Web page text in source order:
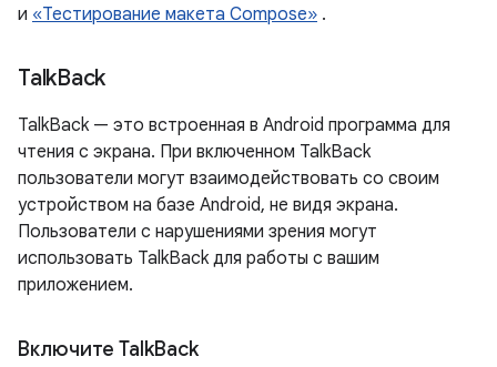
и «Тестирование макета Compose» .
TalkBack
TalkBack — это встроенная в Android программа для
чтения с экрана. При включенном TalkBack
пользователи могут взаимодействовать со своим
устройством на базе Android, не видя экрана.
Пользователи с нарушениями зрения могут
использовать TalkBack для работы с вашим
приложением.
Включите TalkBack